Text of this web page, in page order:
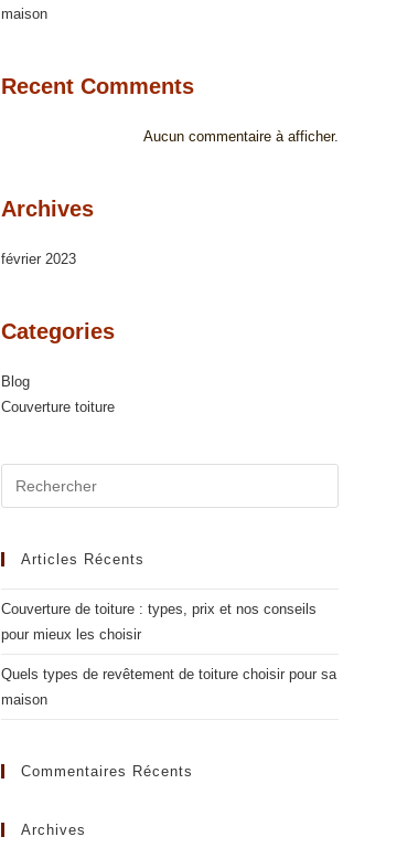
maison
Recent Comments
Aucun commentaire à afficher.
Archives
février 2023
Categories
Blog
Couverture toiture
Articles Récents
Couverture de toiture : types, prix et nos conseils
pour mieux les choisir
Quels types de revêtement de toiture choisir pour sa
maison
Commentaires Récents
Archives